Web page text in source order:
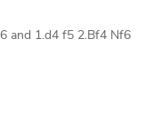
and 1.d4 f5 2.Bf4 Nf6